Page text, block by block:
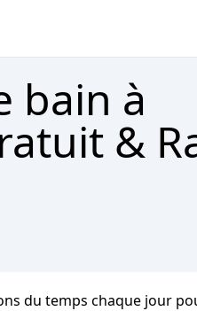
bain à
&
du temps chaque jour